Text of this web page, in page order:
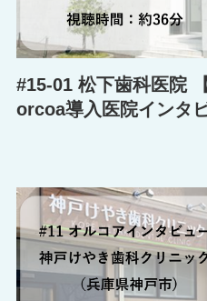
#15-01 松下歯科医院
orcoa導入医院インタ